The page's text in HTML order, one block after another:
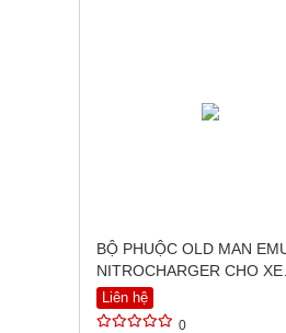
BỘ PHUỘC OLD MAN
NITROCHARGER CHO XE
CHEVROLET
ISUZU MU-X
Liên hệ
0